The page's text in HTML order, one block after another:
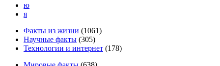
ю
я
Факты из жизни (1061)
Научные факты (305)
Технологии и интернет (178)